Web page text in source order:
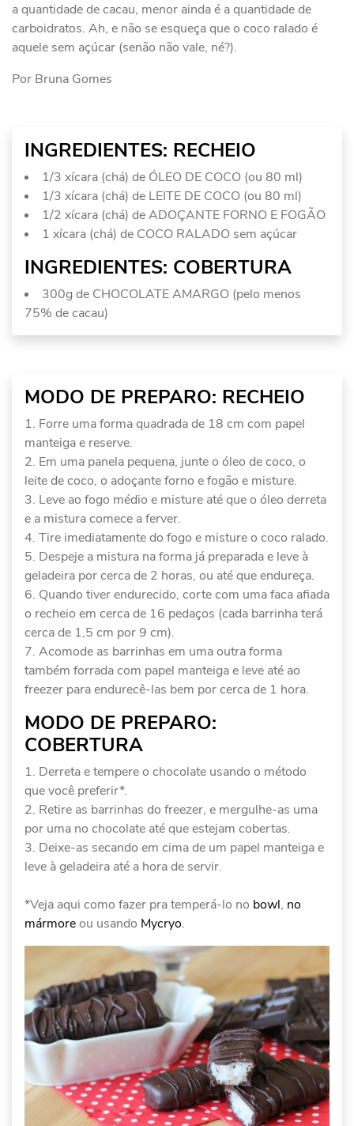
a quantidade de cacau, menor ainda é a quantidade de
carboidratos. Ah, e não se esqueça que o coco ralado é
aquele sem açúcar (senão não vale, né?).
Por Bruna Gomes
INGREDIENTES: RECHEIO
1/3 xícara (chá) de ÓLEO DE COCO (ou 80 ml)
1/3 xícara (chá) de LEITE DE COCO (ou 80 ml)
1/2 xícara (chá) de ADOÇANTE FORNO E FOGÃO
1 xícara (chá) de COCO RALADO sem açúcar
INGREDIENTES: COBERTURA
300g de CHOCOLATE AMARGO (pelo menos
75% de cacau)
MODO DE PREPARO: RECHEIO
Forre uma forma quadrada de 18 cm com papel
manteiga e reserve.
Em uma panela pequena, junte o óleo de coco, o
leite de coco, o adoçante forno e fogão e misture.
Leve ao fogo médio e misture até que o óleo derreta
e a mistura comece a ferver.
Tire imediatamente do fogo e misture o coco ralado.
Despeje a mistura na forma já preparada e leve à
geladeira por cerca de 2 horas, ou até que endureça.
Quando tiver endurecido, corte com uma faca afiada
o recheio em cerca de 16 pedaços (cada barrinha terá
cerca de 1,5 cm por 9 cm).
Acomode as barrinhas em uma outra forma
também forrada com papel manteiga e leve até ao
freezer para endurecê-las bem por cerca de 1 hora.
MODO DE PREPARO:
COBERTURA
Derreta e tempere o chocolate usando o método
que você preferir*.
Retire as barrinhas do freezer, e mergulhe-as uma
por uma no chocolate até que estejam cobertas.
Deixe-as secando em cima de um papel manteiga e
leve à geladeira até a hora de servir.
*Veja aqui como fazer pra temperá-lo no bowl, no
mármoreou usando Mycryo.